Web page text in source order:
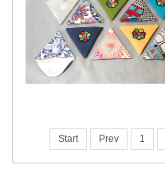
Start Prev 1